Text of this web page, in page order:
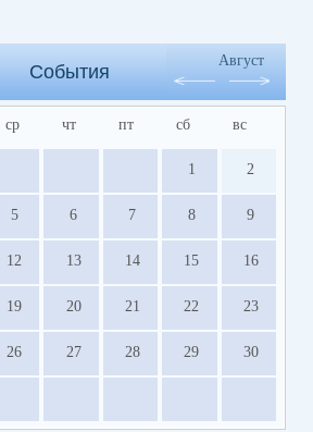
События
Август
ср чт пт сб вс
1 2
5 6 7 8 9
12 13 14 15 16
19 20 21 22 23
26 27 28 29 30